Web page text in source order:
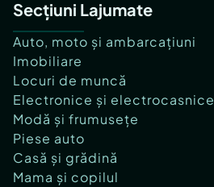
Secțiuni Lajumate
Auto, moto și ambarcațiuni
Imobiliare
Locuri de muncă
Electronice și electrocasnice
Modă și frumusețe
Piese auto
Casă și grădină
Mama și copilul